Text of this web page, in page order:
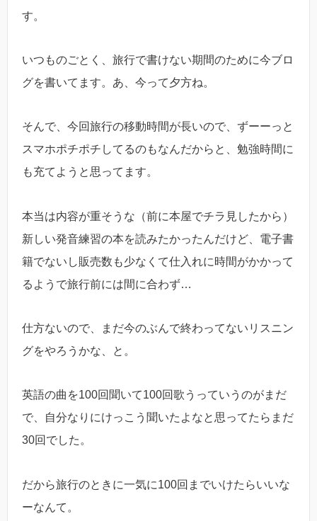
す。
いつものごとく、旅行で書けない期間のために今ブロ
グを書いてます。あ、今って夕方ね。
そんで、今回旅行の移動時間が長いので、ずーーっと
スマホポチポチしてるのもなんだからと、勉強時間に
も充てようと思ってます。
本当は内容が重そうな（前に本屋でチラ見したから）
新しい発音練習の本を読みたかったんだけど、電子書
籍でないし販売数も少なくて仕入れに時間がかかって
るようで旅行前には間に合わず…
仕方ないので、まだ今のぶんで終わってないリスニン
グをやろうかな、と。
英語の曲を100回聞いて100回歌うっていうのがまだ
で、自分なりにけっこう聞いたよなと思ってたらまだ
30回でした。
だから旅行のときに一気に100回までいけたらいいな
ーなんて。